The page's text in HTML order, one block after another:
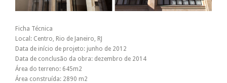
Ficha Técnica
Local: Centro, Rio de Janeiro, RJ
Data de início de projeto: junho de 2012
Data de conclusão da obra: dezembro de 2014
Área do terreno: 645m2
Área construída: 2890 m2